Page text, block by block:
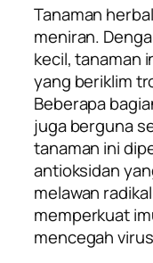
Tanaman
meniran.
kecil, tanaman
yang beriklim
Beberapa
juga berguna
tanaman ini
antioksidan
melawan
memperkuat
mencegah